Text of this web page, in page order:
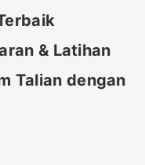
& Latihan
Talian dengan